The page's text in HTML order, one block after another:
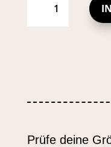
HERZEN
RAND
MENGE
Prüfe deine